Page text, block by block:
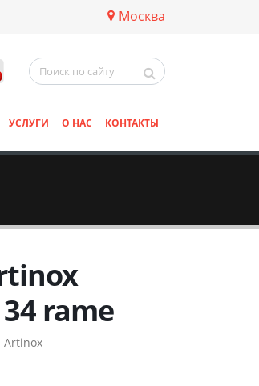
Москва
УСЛУГИ О НАС КОНТАКТЫ
rame
Artinox